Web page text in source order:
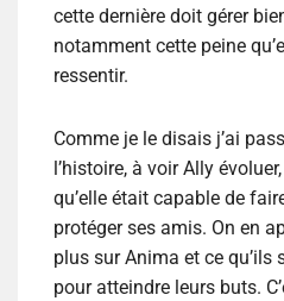
cette dernière doit gérer
notamment cette peine
ressentir.
Comme je le disais j’ai
l’histoire, à voir Ally
qu’elle était capable de
protéger ses amis. On en
plus sur Anima et ce qu’ils
pour atteindre leurs buts.